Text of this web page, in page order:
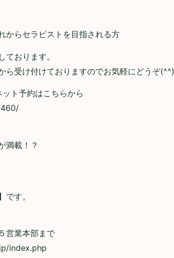
からセラピストを目指される方
おります。
ら受け付けておりますのでお気軽にどうぞ(^^)
ト予約はこちらから
満載！？
です。
営業本部まで
index.php